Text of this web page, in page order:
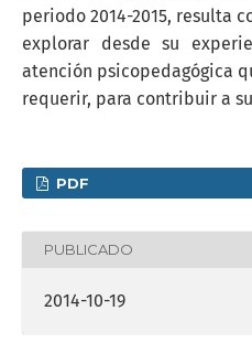
periodo 2014-2015, resulta
explorar desde su
atención psicopedagógica
requerir, para contribuir a
PDF
PUBLICADO
2014-10-19